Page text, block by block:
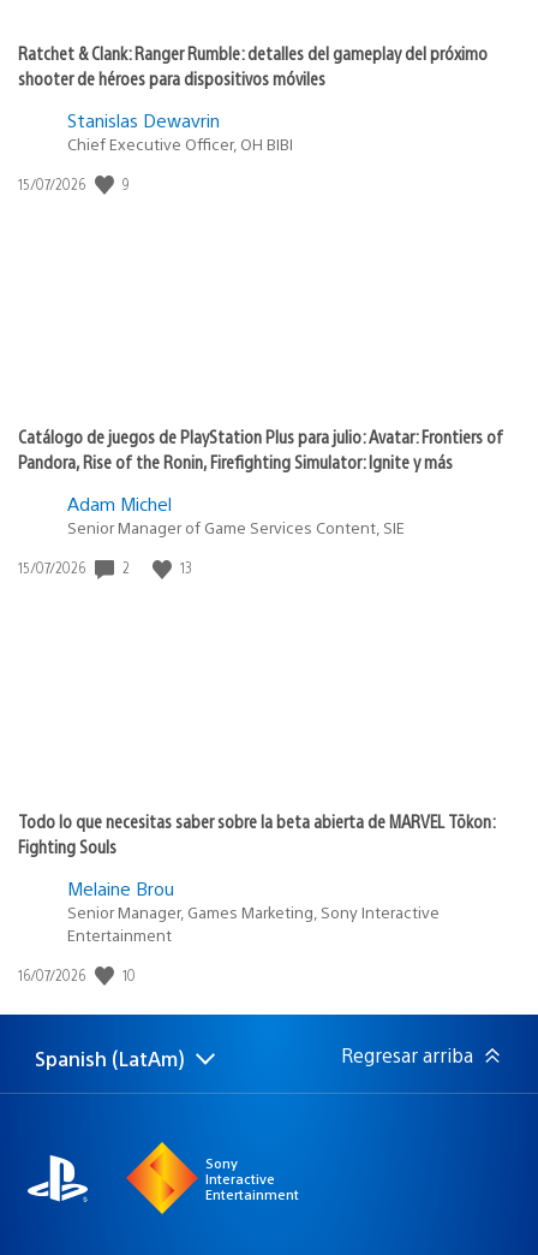
Ratchet & Clank: Ranger Rumble: detalles del gameplay del próximo
shooter de héroes para dispositivos móviles
Stanislas Dewavrin
Chief Executive Officer, OH BIBI
Fecha
15/07/2026 9
Catálogo de juegos de PlayStation Plus para julio: Avatar: Frontiers of
Pandora, Rise of the Ronin, Firefighting Simulator: Ignite y más
Adam Michel
Senior Manager of Game Services Content, SIE
Fecha
15/07/2026 2 13
Todo lo que necesitas saber sobre la beta abierta de MARVEL Tōkon:
Fighting Souls
Melaine Brou
Senior Manager, Games Marketing, Sony Interactive
Entertainment
Fecha
publicación:
16/07/2026 10
Elige
una
Región
actual:
Spanish (LatAm) Regresar arriba
Sony
Interactive
Entertainment